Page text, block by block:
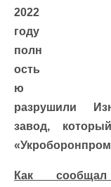
2022
году
полн
ость
ю
разрушили
завод,
Как сообщал